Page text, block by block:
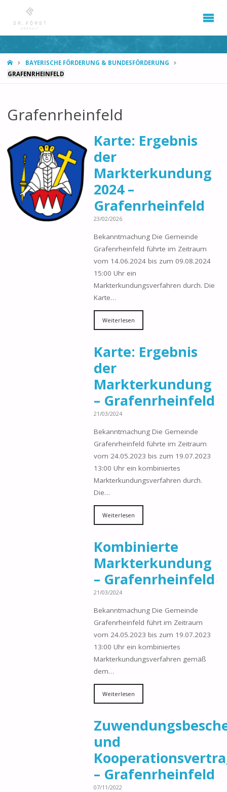
STARTBAYERISCHE FÖRDERUNG & BUNDESFÖRDERUNG
GRAFENRHEINFELD
Grafenrheinfeld
Karte: Ergebnis
der
Markterkundung
2024 –
Grafenrheinfeld
23/02/2026
Bekanntmachung Die Gemeinde
Grafenrheinfeld führte im Zeitraum
vom 14.06.2024 bis zum 09.08.2024
15:00 Uhr ein
Markterkundungsverfahren durch. Die
Karte…
Weiterlesen
Karte: Ergebnis
der
Markterkundung
– Grafenrheinfeld
21/03/2024
Bekanntmachung Die Gemeinde
Grafenrheinfeld führte im Zeitraum
vom 24.05.2023 bis zum 19.07.2023
13:00 Uhr ein kombiniertes
Markterkundungsverfahren durch.
Die…
Weiterlesen
Kombinierte
Markterkundung
– Grafenrheinfeld
21/03/2024
Bekanntmachung Die Gemeinde
Grafenrheinfeld führt im Zeitraum
vom 24.05.2023 bis zum 19.07.2023
13:00 Uhr ein kombiniertes
Markterkundungsverfahren gemäß
dem…
Weiterlesen
und
– Grafenrheinfeld
07/11/2022